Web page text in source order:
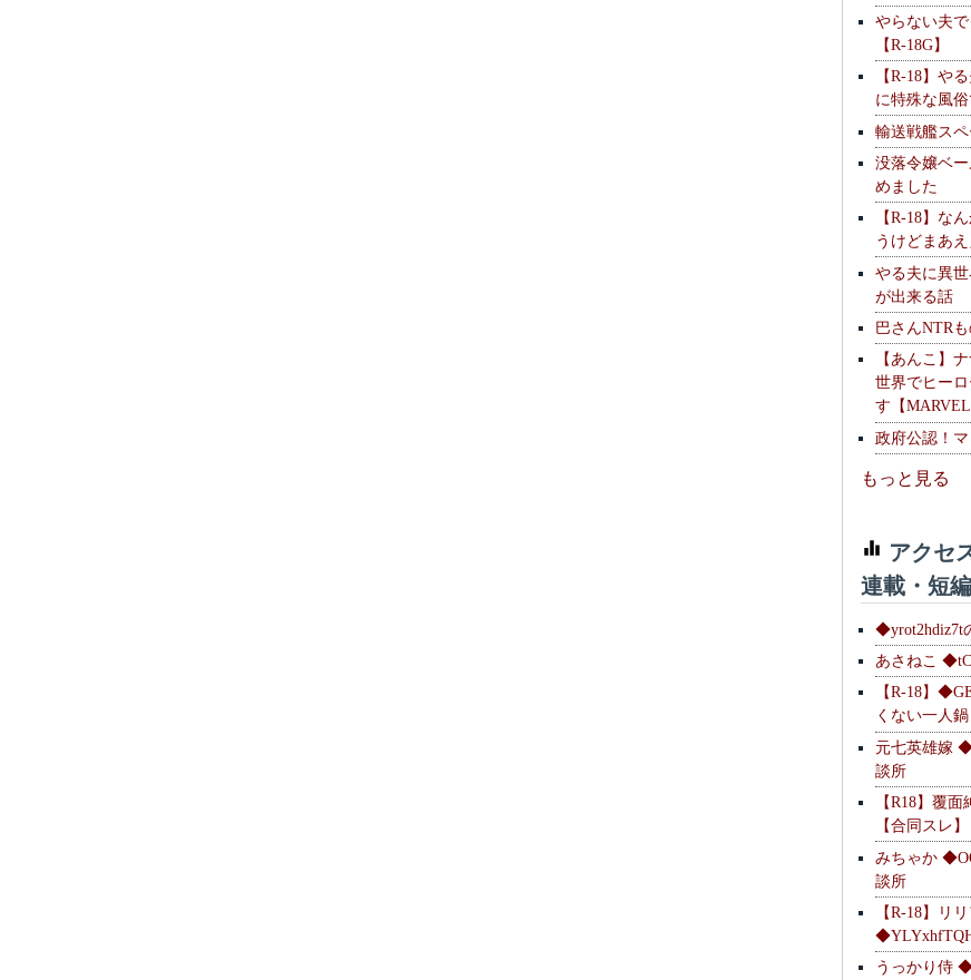
やらない夫
【R-18G】
【R-18】や
に特殊な風
輸送戦艦ス
没落令嬢ベ
めました
【R-18】な
うけどまあえ
やる夫に異
が出来る話
巴さんNTR
【あんこ】
世界でヒー
す【MARVEL
政府公認！マ
もっと見る
アクセ
連載・短編
◆yrot2hdiz7t
あさねこ
【R-18】
くない一人鍋
元七英雄嫁
談所
【R18】覆
【合同スレ】
みちゃか
談所
【R-18】リ
うっかり侍